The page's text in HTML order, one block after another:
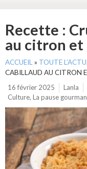
Recette :
au citron
ACCUEIL » TOUTE
CABILLAUD AU CITRON
16 février 2025
Lanla
Culture, La pause